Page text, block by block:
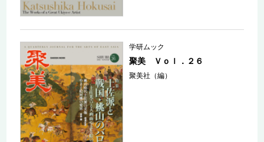
学研ムック
聚美 Ｖｏｌ．２６
聚美社（編）